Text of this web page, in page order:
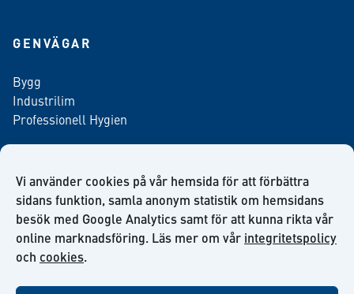
Vi använder cookies på vår hemsida för att förbättra
sidans funktion, samla anonym statistik om hemsidans
besök med Google Analytics samt för att kunna rikta vår
online marknadsföring. Läs mer om vår integritetspolicy
och cookies.
GENVÄGAR
Bygg
Industrilim
Professionell Hygien
Anmäl dig till vårt nyhetsbrev